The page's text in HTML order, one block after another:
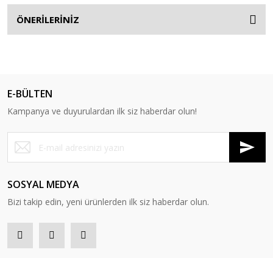
ÖNERİLERİNİZ
E-BÜLTEN
Kampanya ve duyurulardan ilk siz haberdar olun!
SOSYAL MEDYA
Bizi takip edin, yeni ürünlerden ilk siz haberdar olun.